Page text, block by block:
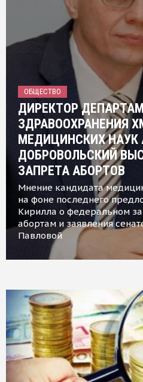
ОБЩЕСТВО
ДИРЕКТОР
ЗДРАВООХРАНЕНИЯ
МЕДИЦИНСКИХ НАУК
ДОБРОВОЛЬСКИЙ
ЗАПРЕТА АБОРТОВ
Мнение кандидата
на фоне последнего
Кирилла о федеральном
абортам и заявления
Павловой